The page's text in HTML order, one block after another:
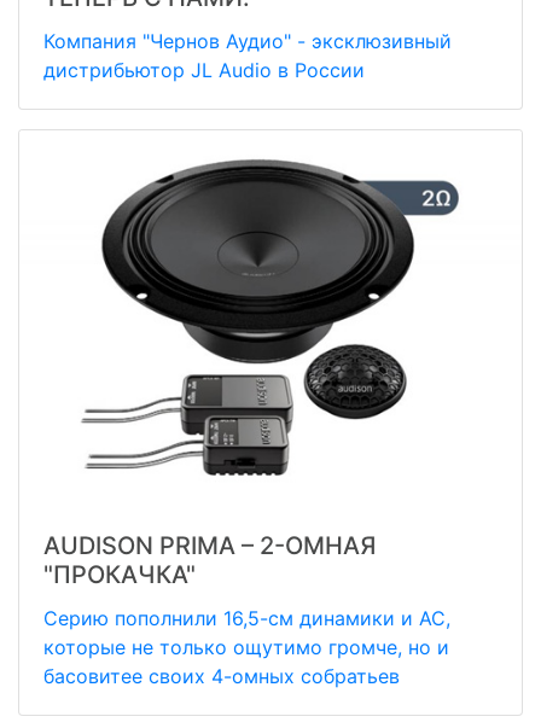
Компания "Чернов Аудио" - эксклюзивный
дистрибьютор JL Audio в России
AUDISON PRIMA – 2-ОМНАЯ
"ПРОКАЧКА"
Серию пополнили 16,5-см динамики и АС,
которые не только ощутимо громче, но и
басовитее своих 4-омных собратьев